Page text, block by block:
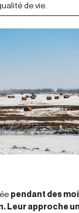
de vie.
pendant des
Leur approche